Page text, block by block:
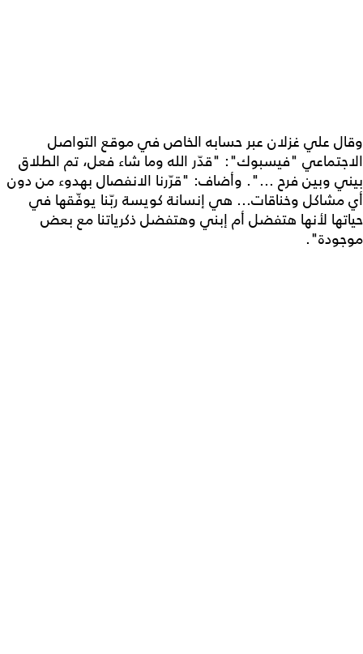
وقال علي غزلان عبر حسابه الخاص في موقع التواصل
الاجتماعي "فيسبوك": "قدّر الله وما شاء فعل، تم الطلاق
بيني وبين فرح ...". وأضاف: "قرّرنا الانفصال بهدوء من دون
أي مشاكل وخناقات... هي إنسانة كويسة ربّنا يوفّقها في
حياتها لأنها هتفضل أم إبني وهتفضل ذكرياتنا مع بعض
موجودة".